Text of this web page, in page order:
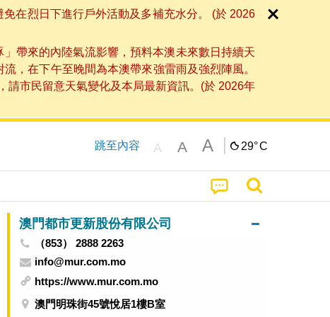
在烈日下進行戶外活動及多補充水分。 (於 2026
帶來的內陸氣流影響，預料本澳未來數日持續天
，在下午至晚間為本澳帶來強雷雨及強烈陣風。
請市民留意天氣變化及本局最新資訊。(於 2026年
跳至內容 A A A 29°C
澳門都市更新股份有限公司
（853） 2888 2263
info@mur.com.mo
https://www.mur.com.mo
澳門明珠街45號悅居1樓B室